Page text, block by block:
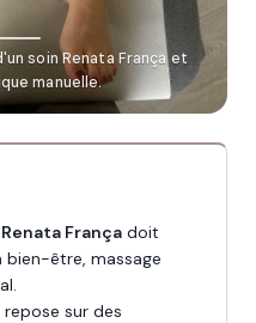
soin Renata França et
manuelle.
França doit
bien-être, massage
repose sur des